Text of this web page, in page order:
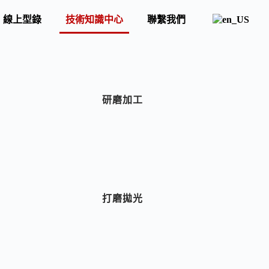
線上型錄 技術知識中心 聯繫我們
研磨加工
打磨拋光